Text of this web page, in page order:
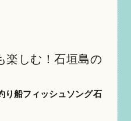
楽しむ！石垣島の
り船フィッシュソング石